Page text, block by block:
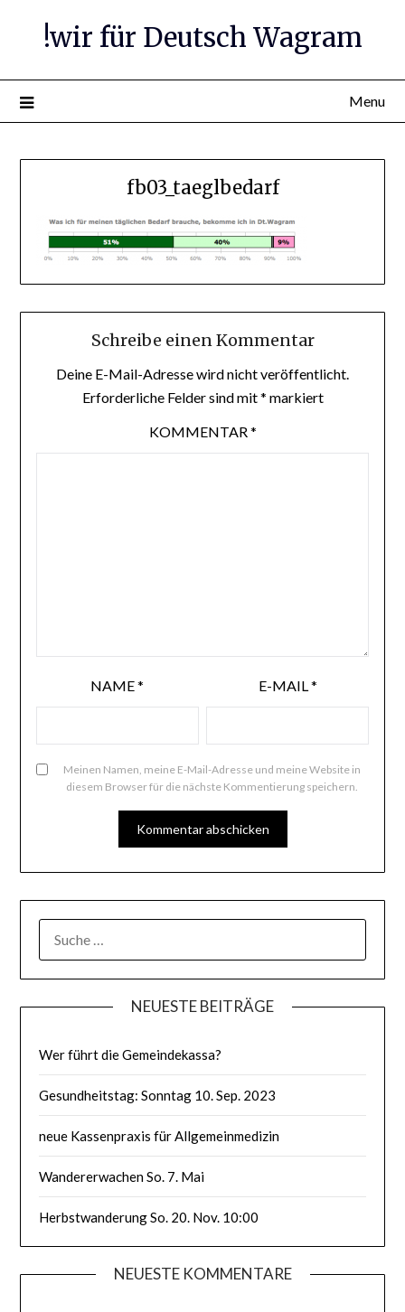
!wir für Deutsch Wagram
Menu
fb03_taeglbedarf
Schreibe einen Kommentar
Deine E-Mail-Adresse wird nicht veröffentlicht.
Erforderliche Felder sind mit* markiert
KOMMENTAR*
NAME* E-MAIL*
Meinen Namen, meine E-Mail-Adresse und meine Website in
diesem Browser für die nächste Kommentierung speichern.
NACH:
NEUESTE BEITRÄGE
Wer führt die Gemeindekassa?
Gesundheitstag: Sonntag 10. Sep. 2023
neue Kassenpraxis für Allgemeinmedizin
Wandererwachen So. 7. Mai
Herbstwanderung So. 20. Nov. 10:00
NEUESTE KOMMENTARE